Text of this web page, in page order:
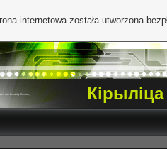
internetowa została utworzona